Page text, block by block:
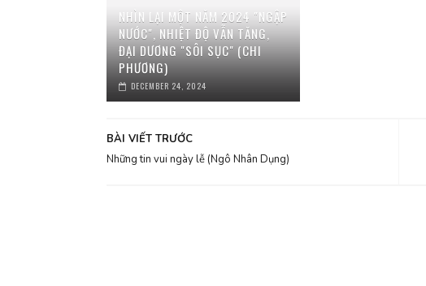
NHÌN LẠI MỘT NĂM 2024 "NGẬP
NƯỚC", NHIỆT ĐỘ VẪN TĂNG,
ĐẠI DƯƠNG "SÔI SỤC" (CHI
PHƯƠNG)
DECEMBER 24, 2024
BÀI VIẾT TRƯỚC
Những tin vui ngày lễ (Ngô Nhân Dụng)